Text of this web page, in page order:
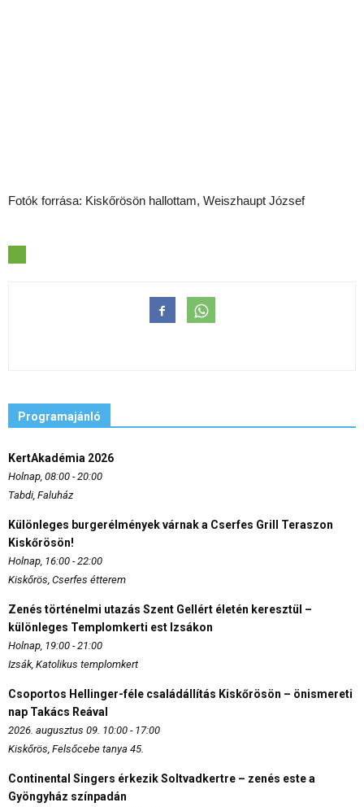
Fotók forrása: Kiskőrösön hallottam, Weiszhaupt József
Programajánló
KertAkadémia 2026
Holnap, 08:00 - 20:00
Tabdi, Faluház
Különleges burgerélmények várnak a Cserfes Grill Teraszon
Kiskőrösön!
Holnap, 16:00 - 22:00
Kiskőrös, Cserfes étterem
Zenés történelmi utazás Szent Gellért életén keresztül –
különleges Templomkerti est Izsákon
Holnap, 19:00 - 21:00
Izsák, Katolikus templomkert
Csoportos Hellinger-féle családállítás Kiskőrösön – önismereti
nap Takács Reával
2026. augusztus 09. 10:00 - 17:00
Kiskőrös, Felsőcebe tanya 45.
Continental Singers érkezik Soltvadkertre – zenés este a
Gyöngyház színpadán